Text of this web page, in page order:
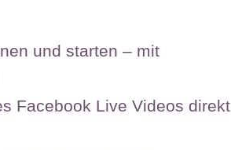
und starten – mit
Facebook Live Videos direkt